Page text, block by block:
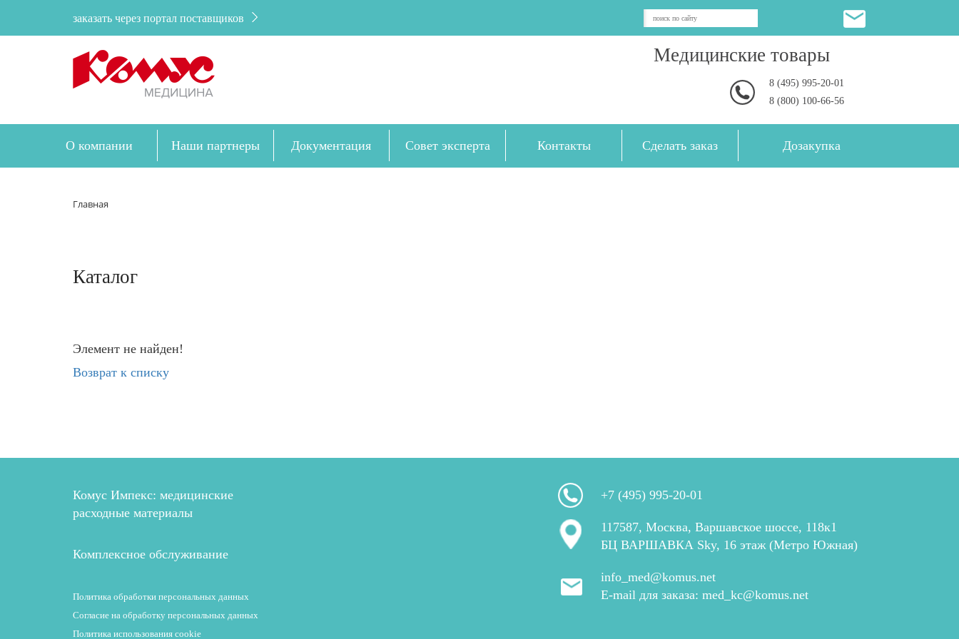
заказать через портал поставщиков
Медицинские товары
8 (495) 995-20-01
8 (800) 100-66-56
О компании Наши партнеры Документация Совет эксперта Контакты Сделать заказ Дозакупка
Главная
Каталог
Элемент не найден!
Возврат к списку
Комус Импекс: медицинские
расходные материалы
Комплексное обслуживание
Политика обработки персональных данных
Согласие на обработку персональных данных
Политика использования cookie
+7 (495) 995-20-01
117587, Москва, Варшавское шоссе, 118к1
БЦ ВАРШАВКА Sky, 16 этаж (Метро Южная)
info_med@komus.net
E-mail для заказа: med_kc@komus.net